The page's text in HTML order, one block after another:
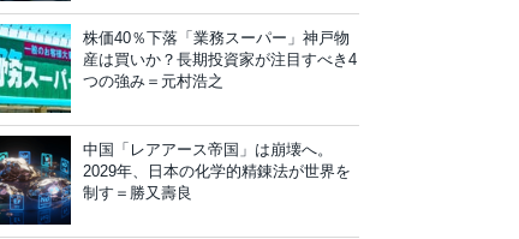
株価40％下落「業務スーパー」神戸物
産は買いか？長期投資家が注目すべき4
つの強み＝元村浩之
中国「レアアース帝国」は崩壊へ。
2029年、日本の化学的精錬法が世界を
制す＝勝又壽良